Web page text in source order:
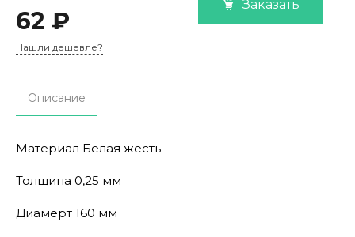
62 ₽
Заказать
Нашли дешевле?
Описание
Материал Белая жесть
Толщина 0,25 мм
Диамерт 160 мм